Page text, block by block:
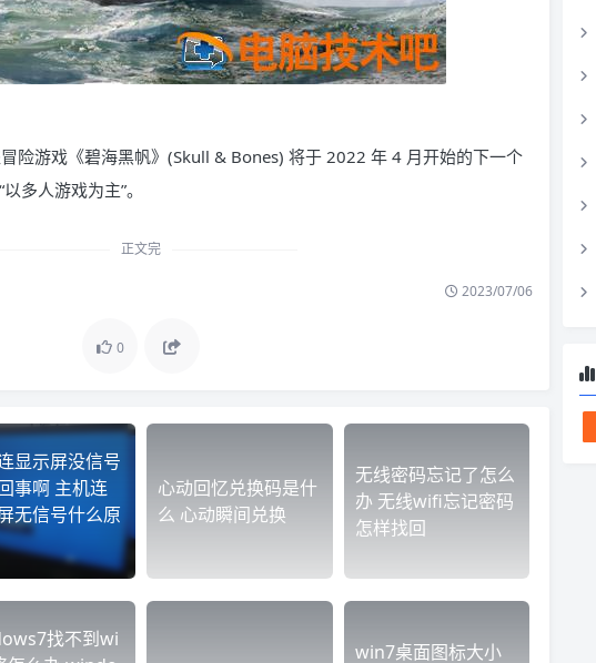
险游戏《碧海黑帆》(Skull & Bones) 将于 2022 年 4 月开始的下一个
多人游戏为主”。
正文完
2023/07/06
0
显示屏没信号
事啊 主机连
无信号什么原
心动回忆兑换码是什
么 心动瞬间兑换
无线密码忘记了怎么
办 无线wifi忘记密码
怎样找回
找不到wi
win7桌面图标大小